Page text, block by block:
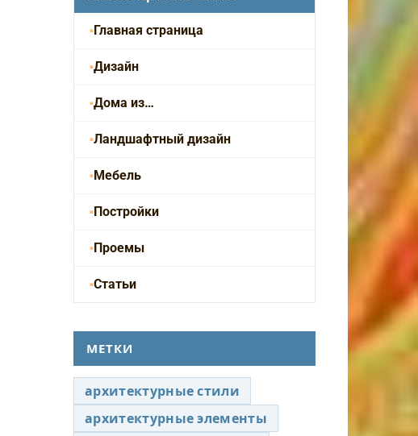
Главная страница
Дизайн
Дома из…
Ландшафтный дизайн
Мебель
Постройки
Проемы
Статьи
МЕТКИ
архитектурные стили
архитектурные элементы